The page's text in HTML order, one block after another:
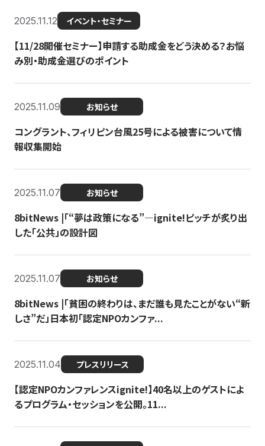
2025.11.12 イベント・セミナー
【11/28開催セミナー】申請する助成金をどう決める？お悩
み別・助成金選びのポイント
2025.11.09 お知らせ
コングラント、フィリピン台風25号による被害について情
報収集開始
2025.11.07 お知らせ
8bitNews |「“夢は政策になる”—ignite!ピッチが炙り出
した「公共」の設計図
2025.11.07 お知らせ
8bitNews |「貧困の終わりは、まだ誰も見たことがない“新
しさ”だ」日本初「認定NPOカンファ...
2025.11.04 プレスリリース
【認定NPOカンファレンスignite!】40名以上のゲストによ
るプログラム・セッションを公開。11...